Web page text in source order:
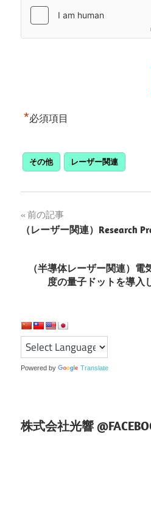
*必須項目
その他 レーザー関連
投
稿
ナ
ー
シ
前の記事
（レーザー関連）Research
（半導体レーザー関連）
度の量子ドットを導入
Powered by Translate
株式会社光響